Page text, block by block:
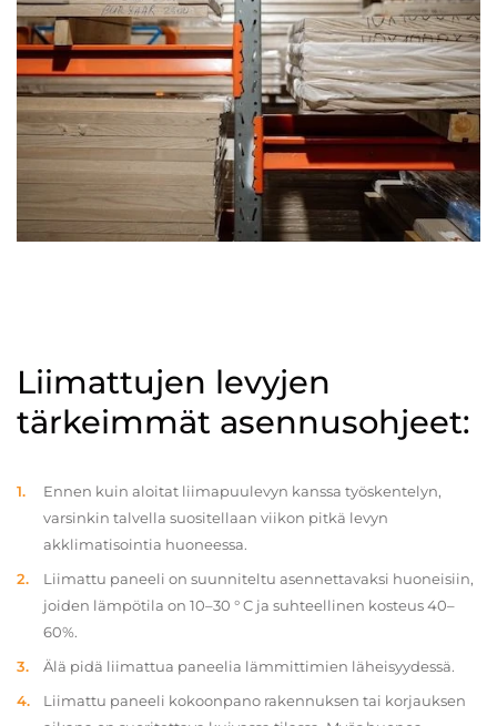
Liimattujen levyjen
tärkeimmät asennusohjeet:
Ennen kuin aloitat liimapuulevyn kanssa työskentelyn,
varsinkin talvella suositellaan viikon pitkä levyn
akklimatisointia huoneessa.
Liimattu paneeli on suunniteltu asennettavaksi huoneisiin,
joiden lämpötila on 10–30 ° C ja suhteellinen kosteus 40–
60%.
Älä pidä liimattua paneelia lämmittimien läheisyydessä.
Liimattu paneeli kokoonpano rakennuksen tai korjauksen